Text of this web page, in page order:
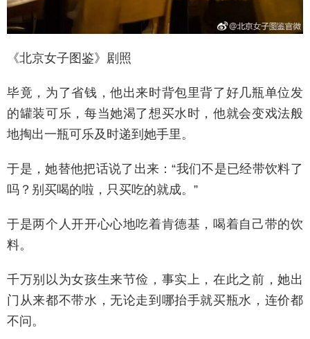
《北京女子图鉴》剧照
毕竟，为了省钱，他出来时背包里背了好几瓶单位发
的罐装可乐，每当她渴了想买水时，他就会变戏法般
地掏出一瓶可乐及时递到她手里。
于是，她替他把话说了出来：“我们不是已经带饮料了
吗？别买喝的啦，只买吃的就成。”
于是两个人开开心心地吃着肯德基，喝着自己带的饮
料。
千万别以为女孩生来节俭，事实上，在此之前，她出
门从来都不带水，无论走到哪抬手就买瓶水，连价都
不问。